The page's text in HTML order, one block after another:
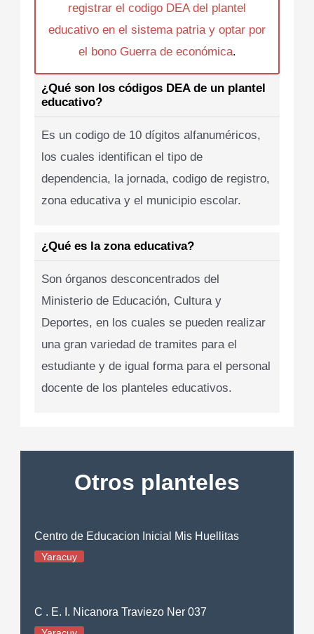
registrar el codigo DEA del plantel
educativo en el sistema patria y optar por
el bono Guerra de económica.
¿Qué son los códigos DEA de un plantel
educativo?
Es un codigo de 10 dígitos alfanuméricos,
los cuales identifican el tipo de
dependencia, la jornada, codigo de registro,
zona educativa y el municipio escolar.
¿Qué es la zona educativa?
Son órganos desconcentrados del
Ministerio de Educación, Cultura y
Deportes, en los cuales se pueden realizar
una gran variedad de tramites para el
estudiante y de igual forma para el personal
docente de los planteles educativos.
Otros planteles
Centro de Educacion Inicial Mis Huellitas
Yaracuy
C . E. I. Nicanora Traviezo Ner 037